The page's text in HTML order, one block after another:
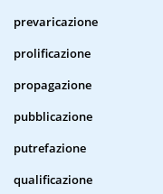
prevaricazione
prolificazione
propagazione
pubblicazione
putrefazione
qualificazione